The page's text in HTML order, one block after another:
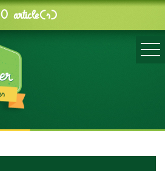
0 article(s)